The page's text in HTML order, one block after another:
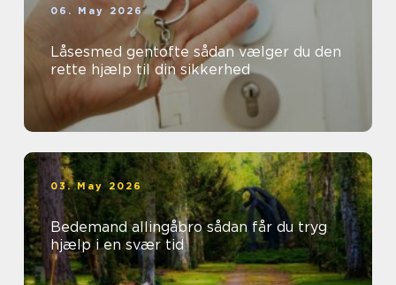
06. May 2026
Låsesmed gentofte sådan vælger du den
rette hjælp til din sikkerhed
03. May 2026
Bedemand allingåbro sådan får du tryg
hjælp i en svær tid